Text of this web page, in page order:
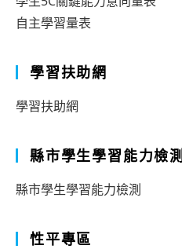
自主學習量表
學習扶助網
學習扶助網
縣市學生學習能力檢測
縣市學生學習能力檢測
性平專區